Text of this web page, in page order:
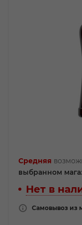
Средняя
выбранном
Нет в
Самовывоз из